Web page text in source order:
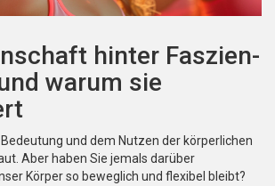
hinter Faszien-
warum sie
und dem Nutzen der körperlichen
Aber haben Sie jemals darüber
Körper so beweglich und flexibel bleibt?